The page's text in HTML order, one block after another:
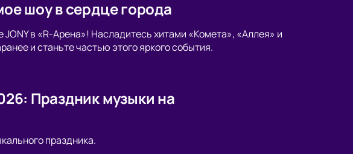
шоу в сердце города
в «R-Арена»! Насладитесь хитами «Комета», «Аллея» и
и станьте частью этого яркого события.
Праздник музыки на
праздника.